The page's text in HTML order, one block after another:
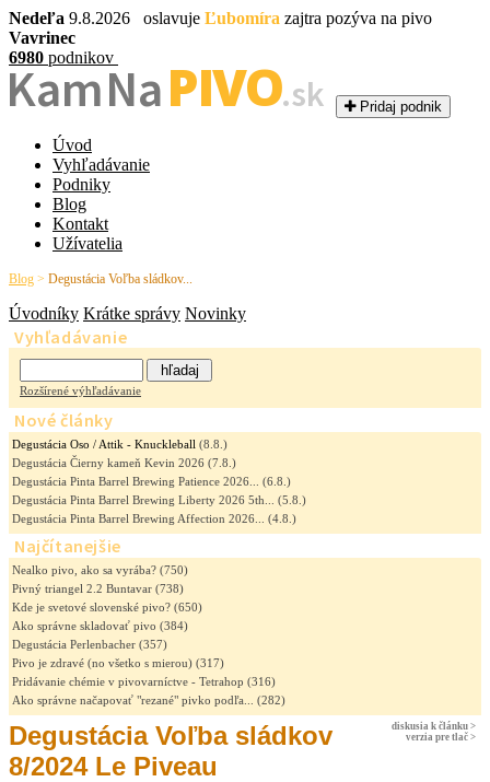
Nedeľa 9.8.2026 oslavuje Ľubomíra zajtra pozýva na pivo
Vavrinec
6980 podnikov
Kam NaPIVO.sk Pridaj podnik
Úvod
Vyhľadávanie
Podniky
Blog
Kontakt
Užívatelia
Blog > Degustácia Voľba sládkov...
Úvodníky Krátke správy Novinky
Vyhľadávanie
Rozšírené výhľadávanie
Nové články
Degustácia Oso / Attik - Knuckleball (8.8.)
Degustácia Čierny kameň Kevin 2026 (7.8.)
Degustácia Pinta Barrel Brewing Patience 2026...
(6.8.)
Degustácia Pinta Barrel Brewing Liberty 2026 5th...
(5.8.)
Degustácia Pinta Barrel Brewing Affection 2026...
(4.8.)
Najčítanejšie
Nealko pivo, ako sa vyrába? (750)
Pivný triangel 2.2 Buntavar (738)
Kde je svetové slovenské pivo? (650)
Ako správne skladovať pivo (384)
Degustácia Perlenbacher (357)
Pivo je zdravé (no všetko s mierou) (317)
Pridávanie chémie v pivovarníctve - Tetrahop (316)
Ako správne načapovať "rezané" pivko podľa...
(282)
diskusia k článku >
verzia pre tlač >
Degustácia Voľba sládkov
8/2024 Le Piveau